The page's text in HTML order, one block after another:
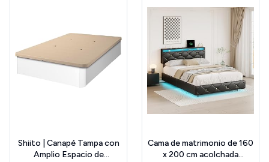
Shiito | Canapé Tampa con
Amplio Espacio de
Cama de matrimonio de 160
x 200 cm acolchada